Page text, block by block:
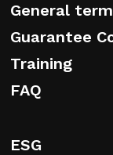
General
Guarantee
Training
FAQ
ESG